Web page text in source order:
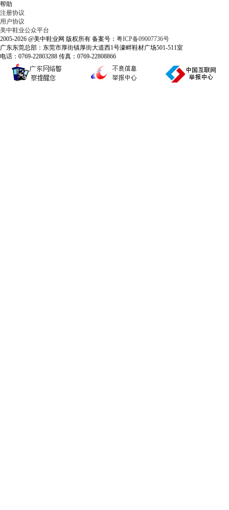
帮助
注册协议
用户协议
美中鞋业公众平台
2005-2026 @美中鞋业网 版权所有 备案号： 粤ICP备09007736号
广东东莞总部：东莞市厚街镇厚街大道西1号濠畔鞋材广场501-511室
电话：0769-22803288 传真：0769-22808866